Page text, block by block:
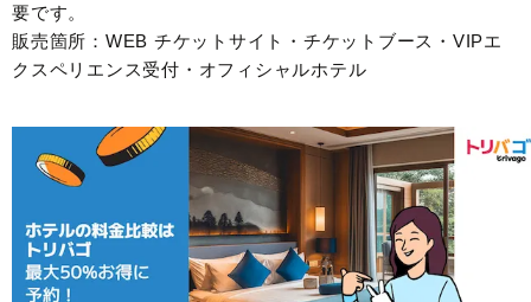
要です。
販売箇所：WEB チケットサイト・チケットブース・VIPエ
クスペリエンス受付・オフィシャルホテル